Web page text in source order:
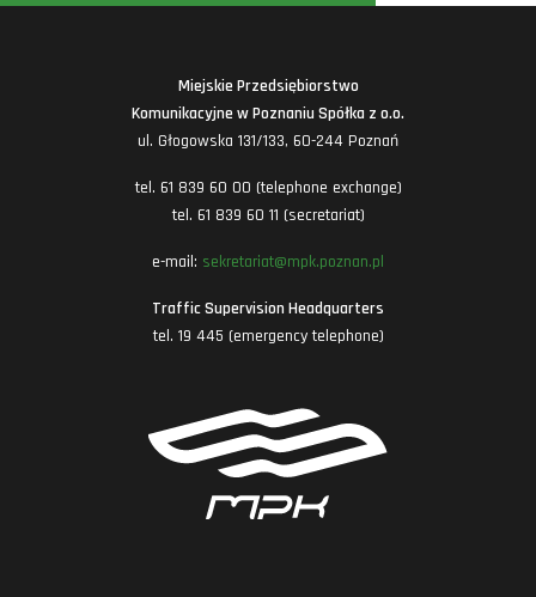
Miejskie Przedsiębiorstwo
Komunikacyjne w Poznaniu Spółka z o.o.
ul. Głogowska 131/133, 60-244 Poznań
tel. 61 839 60 00 (telephone exchange)
tel. 61 839 60 11 (secretariat)
e-mail: sekretariat@mpk.poznan.pl
Traffic Supervision Headquarters
tel. 19 445 (emergency telephone)